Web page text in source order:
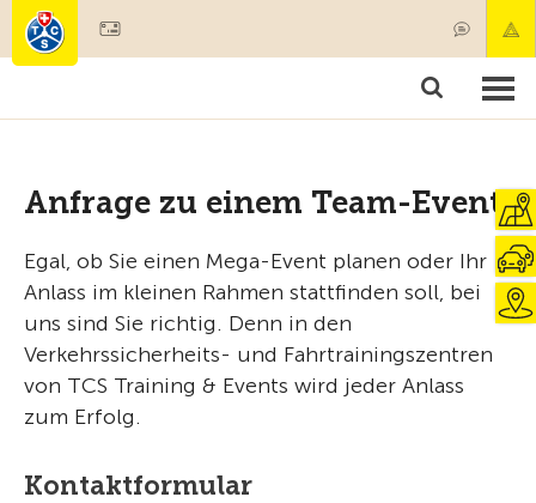
Produkte & Angebote
Anfrage zu einem Team-Event
Egal, ob Sie einen Mega-Event planen oder Ihr
Anlass im kleinen Rahmen stattfinden soll, bei
uns sind Sie richtig. Denn in den
Verkehrssicherheits- und Fahrtrainingszentren
von TCS Training & Events wird jeder Anlass
zum Erfolg.
Kontaktformular